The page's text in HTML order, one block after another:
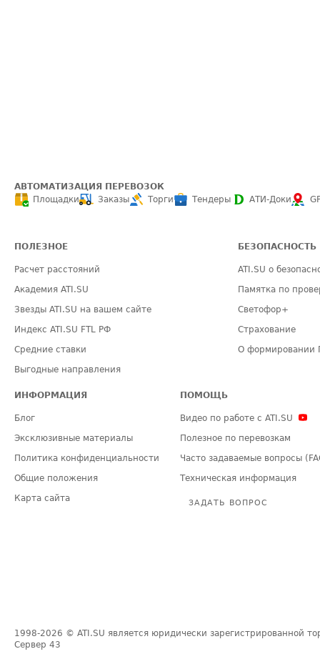
АВТОМАТИЗАЦИЯ ПЕРЕВОЗОК
Площадки
Заказы Торги Тендеры АТИ-Доки
ПОЛЕЗНОЕ
Расчет расстояний
Академия ATI.SU
Звезды ATI.SU на вашем сайте
Индекс ATI.SU FTL РФ
Средние ставки
Выгодные направления
БЕЗОПАСНОСТЬ
ATI.SU о
Памятка по
Светофор+
Страхование
О формировании
ИНФОРМАЦИЯ
Блог
Эксклюзивные материалы
Политика конфиденциальности
Общие положения
Карта сайта
ПОМОЩЬ
Видео по работе с ATI.SU
Полезное по перевозкам
Часто задаваемые вопросы
Техническая информация
ЗАДАТЬ ВОПРОС
1998-2026 © ATI.SU является юридически зарегистрированной
Сервер 43